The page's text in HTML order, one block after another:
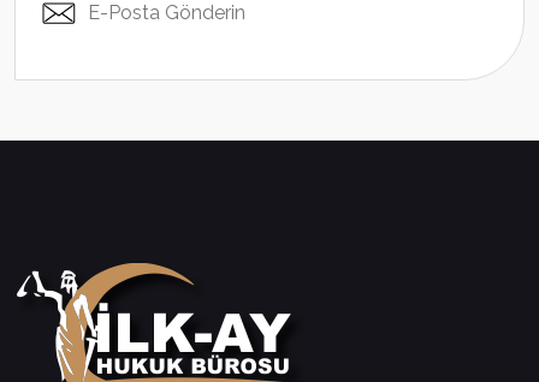
E-Posta Gönderin